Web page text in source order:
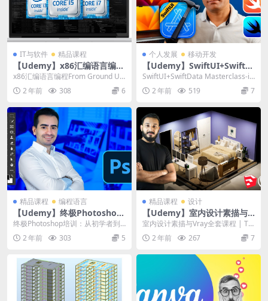
IT与软件 精品课程
【Udemy】x86汇编语言编程
From Ground Up™
x86汇编语言编程From Ground Up
™ | x86 Assembly ...
2 年前 308 6
个人发展 移动开发
【Udemy】SwiftUI+SwiftD
ata Masterclass-iOS应用程
序开发Swift
SwiftUI+SwiftData Masterclass-iO
S应用程序开发S...
2 年前 519 7
精品课程 编程语言
【Udemy】终极Photoshop
培训：从初学者到Pro 2024+
终极Photoshop培训：从初学者到P
ro 2024+AI | Ultimat...
2 年前 303 5
精品课程 设计
【Udemy】室内设计素描与V
ray全套课程
室内设计素描与Vray全套课程 | Th
e Complete Sketchup ...
2 年前 267 7